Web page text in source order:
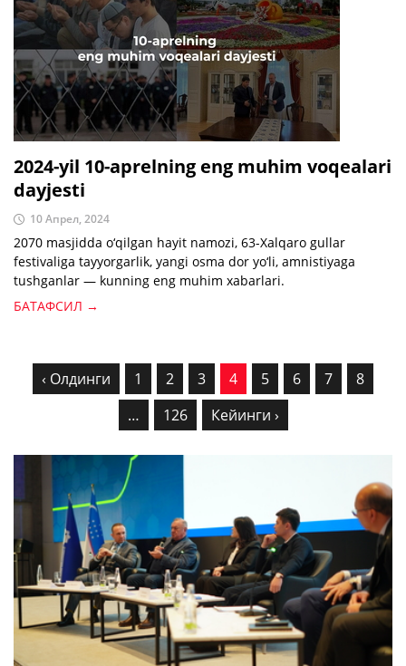
2024-yil 10-aprelning eng muhim voqealari
dayjesti
10 Апрел, 2024
2070 masjidda o‘qilgan hayit namozi, 63-Xalqaro gullar
festivaliga tayyorgarlik, yangi osma dor yo‘li, amnistiyaga
tushganlar — kunning eng muhim xabarlari.
БАТАФСИЛ →
‹ Олдинги 1 2 3 4 5 6 7
8
…
126 Кейинги ›